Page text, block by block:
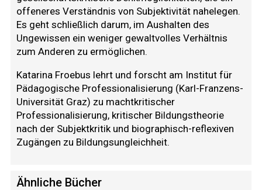
offeneres Verständnis von Subjektivität nahelegen.
Es geht schließlich darum, im Aushalten des
Ungewissen ein weniger gewaltvolles Verhältnis
zum Anderen zu ermöglichen.
Katarina Froebus lehrt und forscht am Institut für
Pädagogische Professionalisierung (Karl-Franzens-
Universität Graz) zu machtkritischer
Professionalisierung, kritischer Bildungstheorie
nach der Subjektkritik und biographisch-reflexiven
Zugängen zu Bildungsungleichheit.
Ähnliche Bücher